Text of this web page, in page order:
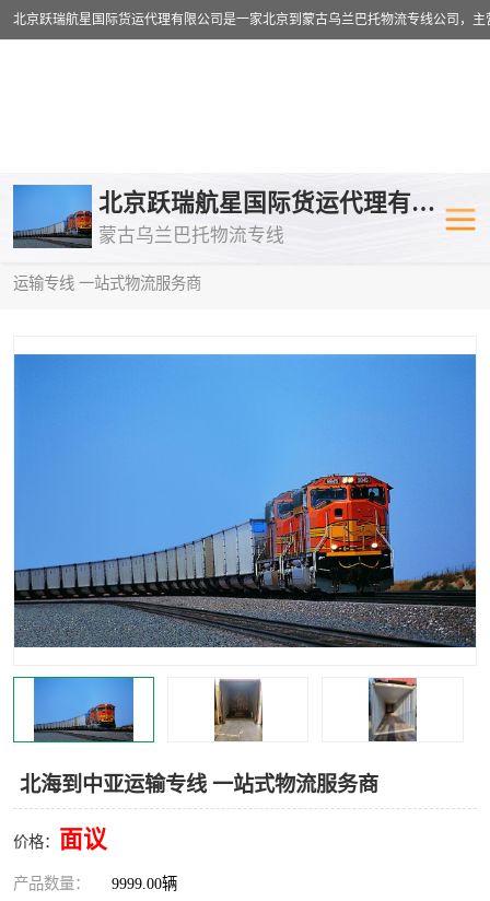
北京跃瑞航星国际货运代理有限公司
蒙古乌兰巴托物流专线
运输专线 一站式物流服务商
北海到中亚运输专线 一站式物流服务商
价格： 面议
产品数量： 9999.00辆
乌兰巴托物流专线 乌兰巴托铁
乌兰巴托公路运输
中欧班列
蒙古乌兰巴托双清包税 蒙古乌兰巴